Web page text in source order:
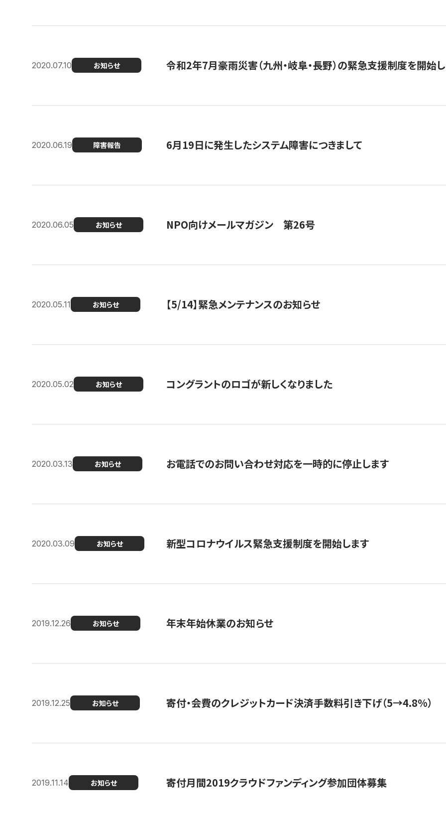
2020.07.10 お知らせ 令和2年7月豪雨災害（九州・岐阜・長野）の緊急支援制度を開始
2020.06.19 障害報告 6月19日に発生したシステム障害につきまして
2020.06.05 お知らせ NPO向けメールマガジン 第26号
2020.05.11 お知らせ 【5/14】緊急メンテナンスのお知らせ
2020.05.02 お知らせ コングラントのロゴが新しくなりました
2020.03.13 お知らせ お電話でのお問い合わせ対応を一時的に停止します
2020.03.09 お知らせ 新型コロナウイルス緊急支援制度を開始します
2019.12.26 お知らせ 年末年始休業のお知らせ
2019.12.25 お知らせ 寄付・会費のクレジットカード決済手数料引き下げ（5→4.8%）
2019.11.14 お知らせ 寄付月間2019クラウドファンディング参加団体募集